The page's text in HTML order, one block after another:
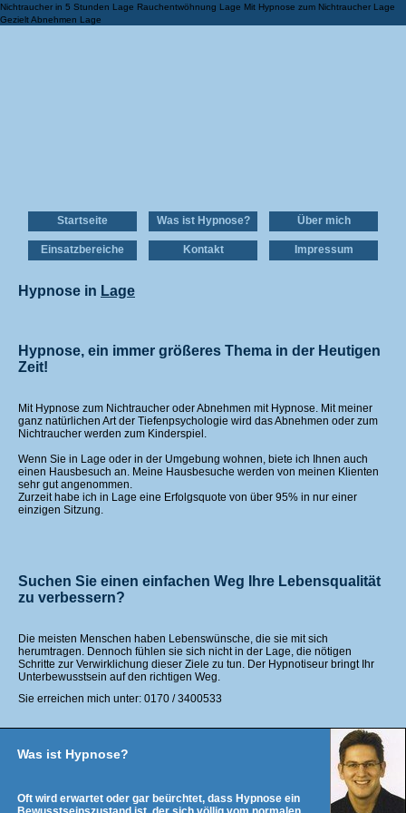
Nichtraucher in 5 Stunden Lage Rauchentwöhnung Lage Mit Hypnose zum Nichtraucher Lage
Gezielt Abnehmen Lage
Startseite Was ist Hypnose? Über mich
Einsatzbereiche Kontakt Impressum
Hypnose in Lage
Hypnose, ein immer größeres Thema in der Heutigen
Zeit!
Mit Hypnose zum Nichtraucher oder Abnehmen mit Hypnose. Mit meiner
ganz natürlichen Art der Tiefenpsychologie wird das Abnehmen oder zum
Nichtraucher werden zum Kinderspiel.
Wenn Sie in Lage oder in der Umgebung wohnen, biete ich Ihnen auch
einen Hausbesuch an. Meine Hausbesuche werden von meinen Klienten
sehr gut angenommen.
Zurzeit habe ich in Lage eine Erfolgsquote von über 95% in nur einer
einzigen Sitzung.
Suchen Sie einen einfachen Weg Ihre Lebensqualität
zu verbessern?
Die meisten Menschen haben Lebenswünsche, die sie mit sich
herumtragen. Dennoch fühlen sie sich nicht in der Lage, die nötigen
Schritte zur Verwirklichung dieser Ziele zu tun. Der Hypnotiseur bringt Ihr
Unterbewusstsein auf den richtigen Weg.
Sie erreichen mich unter: 0170 / 3400533
Was ist Hypnose?
Oft wird erwartet oder gar beürchtet, dass Hypnose ein